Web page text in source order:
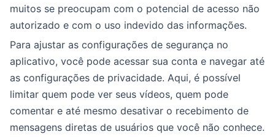
muitos se preocupam com o potencial de acesso não
autorizado e com o uso indevido das informações.
Para ajustar as configurações de segurança no
aplicativo, você pode acessar sua conta e navegar até
as configurações de privacidade. Aqui, é possível
limitar quem pode ver seus vídeos, quem pode
comentar e até mesmo desativar o recebimento de
mensagens diretas de usuários que você não conhece.